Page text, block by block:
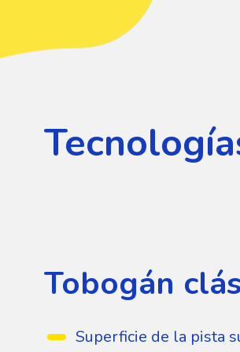
Tobogán
Superficie de la pista